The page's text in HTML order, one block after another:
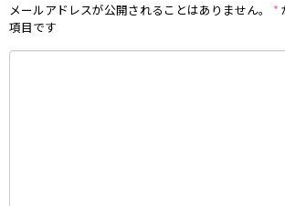
メールアドレスが公開されることはありません。 *
項目です